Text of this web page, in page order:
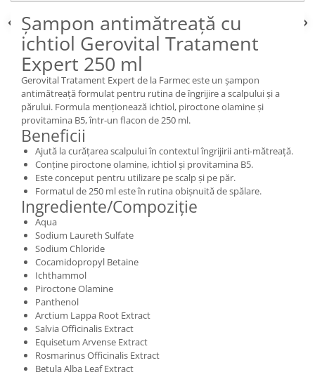
Șampon antimătreață cu
ichtiol Gerovital Tratament
Expert 250 ml
Gerovital Tratament Expert de la Farmec este un șampon
antimătreață formulat pentru rutina de îngrijire a scalpului și a
părului. Formula menționează ichtiol, piroctone olamine și
provitamina B5, într-un flacon de 250 ml.
Beneficii
Ajută la curățarea scalpului în contextul îngrijirii anti-mătreață.
Conține piroctone olamine, ichtiol și provitamina B5.
Este conceput pentru utilizare pe scalp și pe păr.
Formatul de 250 ml este în rutina obișnuită de spălare.
Ingrediente/Compoziție
Aqua
Sodium Laureth Sulfate
Sodium Chloride
Cocamidopropyl Betaine
Ichthammol
Piroctone Olamine
Panthenol
Arctium Lappa Root Extract
Salvia Officinalis Extract
Equisetum Arvense Extract
Rosmarinus Officinalis Extract
Betula Alba Leaf Extract